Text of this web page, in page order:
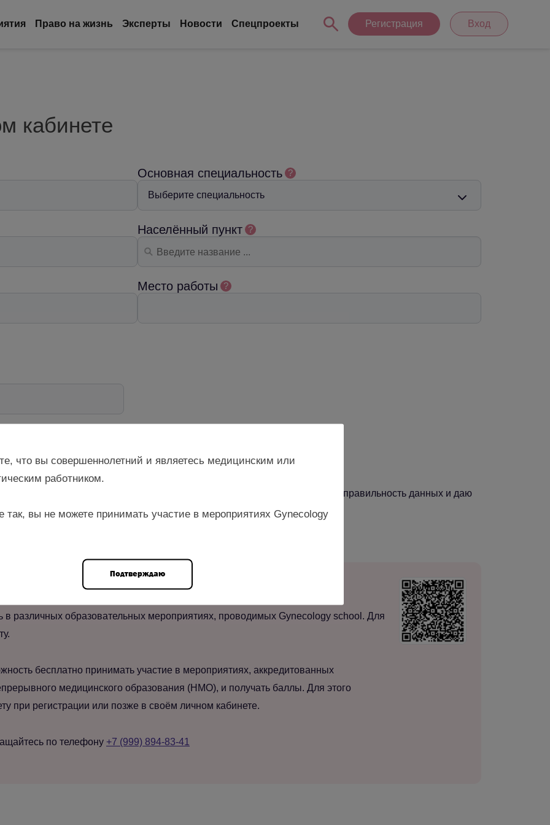
Право на жизнь Эксперты Новости Спецпроекты Регистрация Вход
кабинете
Основная специальность ?
Населённый пункт ?
Место работы ?
, подтверждаю правильность данных и даю
от ресурса Gynecology school
вы получаете доступ ко всем материалам новостной ленты и архиву
в различных образовательных мероприятиях, проводимых Gynecology school. Для
бесплатно принимать участие в мероприятиях, аккредитованных
медицинского образования (НМО), и получать баллы. Для этого
при регистрации или позже в своём личном кабинете.
по телефону +7 (999) 894-83-41
что вы совершеннолетний и являетесь медицинским или
работником.
так, вы не можете принимать участие в мероприятиях Gynecology
Подтверждаю